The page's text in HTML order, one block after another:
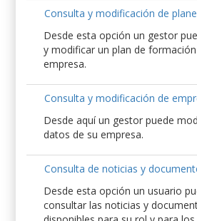
Consulta y modificación de
Desde esta opción un gestor
y modificar un plan de
empresa.
Consulta y modificación de
Desde aquí un gestor puede
datos de su empresa.
Consulta de noticias y
Desde esta opción un usuario
consultar las noticias y